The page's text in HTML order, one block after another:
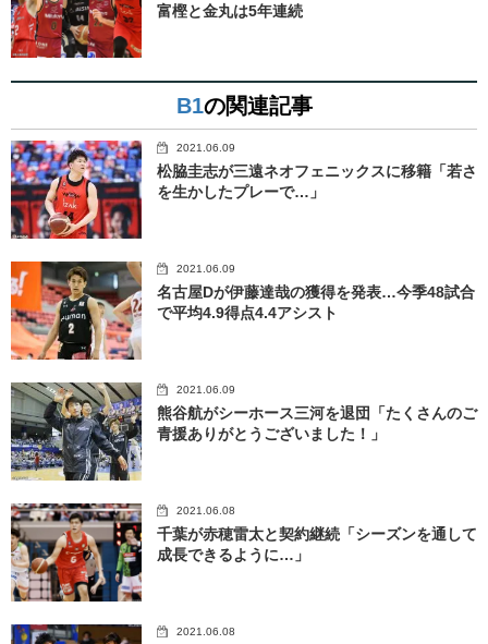
富樫と金丸は5年連続
B1の関連記事
2021.06.09
松脇圭志が三遠ネオフェニックスに移籍「若さ
を生かしたプレーで…」
2021.06.09
名古屋Dが伊藤達哉の獲得を発表…今季48試合
で平均4.9得点4.4アシスト
2021.06.09
熊谷航がシーホース三河を退団「たくさんのご
青援ありがとうございました！」
2021.06.08
千葉が赤穂雷太と契約継続「シーズンを通して
成長できるように…」
2021.06.08